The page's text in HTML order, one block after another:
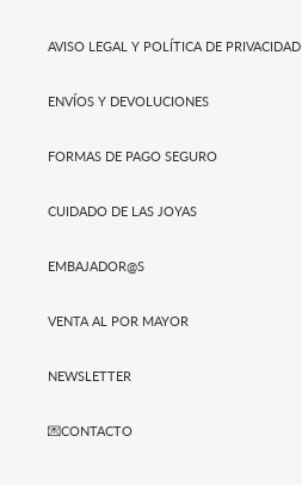
AVISO LEGAL Y POLÍTICA DE PRIVACIDAD
ENVÍOS Y DEVOLUCIONES
FORMAS DE PAGO SEGURO
CUIDADO DE LAS JOYAS
EMBAJADOR@S
VENTA AL POR MAYOR
NEWSLETTER
💌CONTACTO